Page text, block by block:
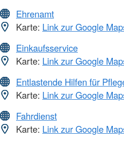
Ehrenamt
Karte: Link zur Google
Einkaufsservice
Karte: Link zur Google
Entlastende Hilfen für
Karte: Link zur Google
Fahrdienst
Karte: Link zur Google